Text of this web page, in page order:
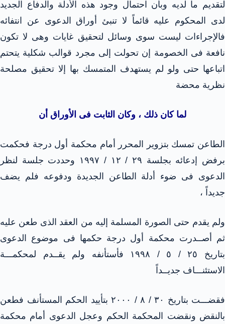
لتقديم ما لديه وبأن احتمال وجود هذه الأدلة والدفاع الجديد
لدى المحكوم عليه قائماً لا تنبئ أوراق الدعوى عن انتفائه
فالإجراءات ليست سوى وسائل لتحقيق غايات وهى لا تكون
نافعة فى الخصومة إن تحولت إلى مجرد قوالب شكلية يتحتم
اتباعها حتى ولو لم يستهدف المتمسك بها إلا تحقيق مصلحة
نظرية محضة
لما كان ذلك ، وكان الثابت فى الأوراق أن
الطاعن تمسك بتزوير المحرر أمام محكمة أول درجة فحكمت
برفض إدعائه بجلسة ٢٩ / ١٢ / ١٩٩٧ وحددت جلسة لنظر
الدعوى فى ضوء أدلة الطاعن الجديدة ودفوعه فلم يضف
جديداً ،
ولم يقدم حتى الصورة المسلمة إليه من العقد الذى طعن عليه
ثم أصــدرت محكمة أول درجة حكمها فى موضوع الدعوى
بتاريخ ٢٥ / ٥ / ١٩٩٨ فأستأنفه ولم يقــدم لمحكمـــة
الاستئنـــاف جديــداً
فقضـــت بتاريخ ٣٠ / ٨ / ٢٠٠٠ بتأييد الحكم المستأنف فطعن
بالنقض ونقضت المحكمة الحكم وعجل الدعوى أمام محكمة